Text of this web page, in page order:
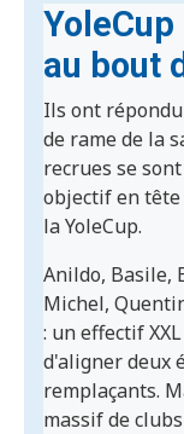
au bout
Ils ont
de rame de la
recrues se
objectif en
la YoleCup.
Anildo, Basile,
Michel,
: un effectif
d'aligner deux
remplaçants.
massif de